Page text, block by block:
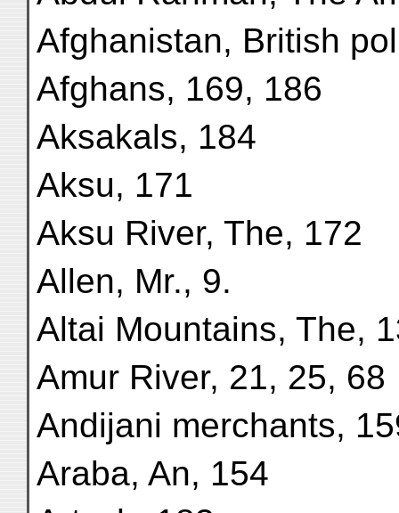
Afghanistan, British
Afghans, 169, 186
Aksakals, 184
Aksu, 171
Aksu River, The, 172
Allen, Mr., 9.
Altai Mountains, The,
Amur River, 21, 25, 68
Andijani merchants,
Araba, An, 154